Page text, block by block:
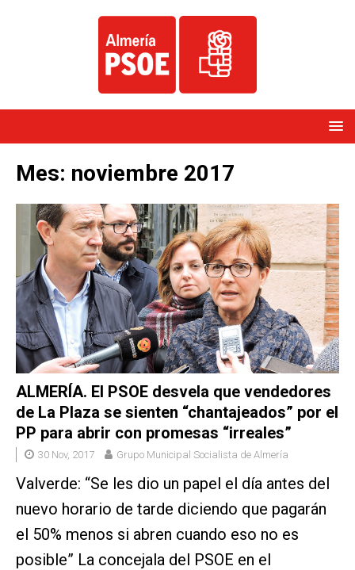
Mes: noviembre 2017
ALMERÍA. El PSOE desvela que vendedores
de La Plaza se sienten “chantajeados” por el
PP para abrir con promesas “irreales”
30 Nov, 2017 Grupo Municipal Socialista de Almería
Valverde: “Se les dio un papel el día antes del
nuevo horario de tarde diciendo que pagarán
el 50% menos si abren cuando eso no es
posible” La concejala del PSOE en el